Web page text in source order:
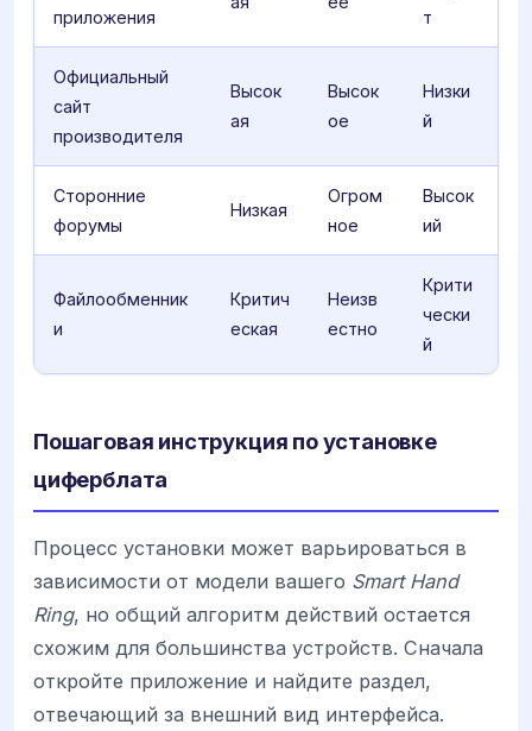
приложения
т
Официальный
сайт
производителя
Высок
ая
Высок
ое
Низки
й
Сторонние
форумы
Низкая
Огром
ное
Высок
ий
Файлообменник
и
Критич
еская
Неизв
естно
Крити
чески
й
Пошаговая инструкция по установке
циферблата
Процесс установки может варьироваться в
зависимости от модели вашего Smart Hand
Ring, но общий алгоритм действий остается
схожим для большинства устройств. Сначала
откройте приложение и найдите раздел,
отвечающий за внешний вид интерфейса.